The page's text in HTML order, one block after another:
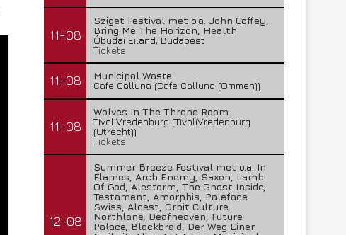
11-08
Sziget Festival met o.a. John Coffey,
Bring Me The Horizon, Health
Óbudai Eiland, Budapest
Tickets
11-08
Municipal Waste
Cafe Calluna (Cafe Calluna (Ommen))
11-08
Wolves In The Throne Room
TivoliVredenburg (TivoliVredenburg
(Utrecht))
Tickets
12-08
Summer Breeze Festival met o.a. In
Flames, Arch Enemy, Saxon, Lamb
Of God, Alestorm, The Ghost Inside,
Testament, Amorphis, Paleface
Swiss, Alcest, Orbit Culture,
Northlane, Deafheaven, Future
Palace, Blackbraid, Der Weg Einer